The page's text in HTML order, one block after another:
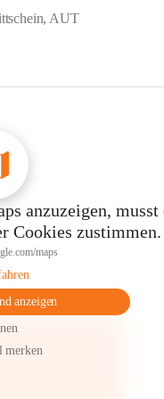
AUT
anzuzeigen, musst
Cookies zustimmen.
maps
anzeigen
merken